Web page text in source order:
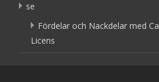
se
Fördelar och Nackdelar med
Licens